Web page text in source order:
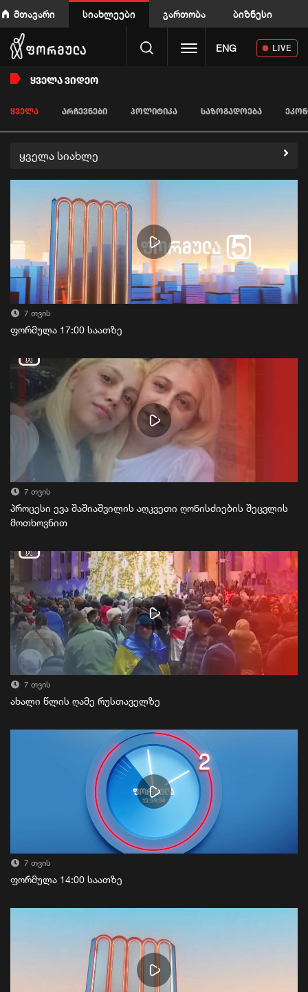
მთავარი სიახლეები გართობა ბიზნესი
Toggle navigation
ENG LIVE
ᲧᲕᲔᲚᲐ ᲕᲘᲓᲔᲝ
ᲧᲕᲔᲚᲐ ᲐᲠᲩᲔᲕᲜᲔᲑᲘ ᲞᲝᲚᲘᲢᲘᲙᲐ ᲡᲐᲖᲝᲒᲐᲓᲝᲔᲑᲐ
ყველა სიახლე
7 თვის
ფორმულა 17:00 საათზე
7 თვის
პროცესი ევა შაშიაშვილის აღკვეთი ღონისძიების შეცვლის
მოთხოვნით
7 თვის
ახალი წლის ღამე რუსთაველზე
7 თვის
ფორმულა 14:00 საათზე